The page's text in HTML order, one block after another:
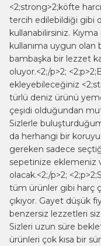
<2;strong>2;köfte
tercih edilebildiği gibi
kullanabilirsiniz.
kullanıma uygun
bambaşka bir lezzet
oluyor.<2;/p>2;
ekleyebileceğiniz
türlü deniz ürünü
çeşidi olduğundan
Sizlerle
da herhangi bir
gereken sadece
sepetinize eklemeniz
olacak.<2;/p>2;
tüm ürünler gibi harç
çıkıyor. Gayet düşük
benzersiz lezzetleri siz
Sizleri uzun süre
ürünleri çok kısa bir